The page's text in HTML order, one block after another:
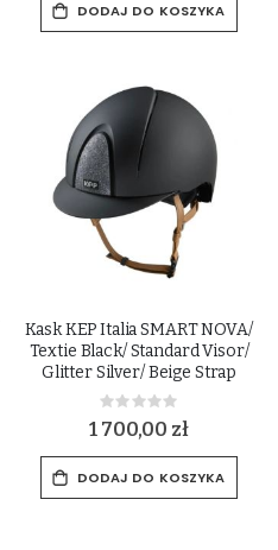
DODAJ DO KOSZYKA
Kask KEP Italia SMART NOVA/
Textie Black/ Standard Visor/
Glitter Silver/ Beige Strap
Rating:
0%
1 700,00 zł
DODAJ DO KOSZYKA